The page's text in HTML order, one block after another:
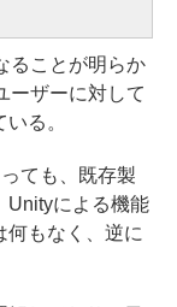
ることが明らか
ーザーに対して
る。
ても、既存製
Unityによる機能
何もなく、逆に